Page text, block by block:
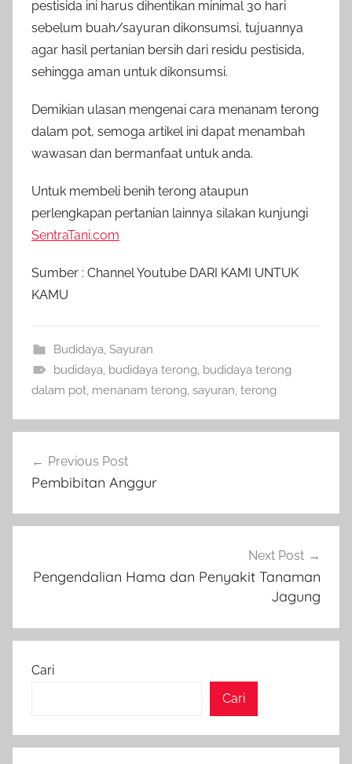
pestisida ini harus dihentikan minimal 30 hari
sebelum buah/sayuran dikonsumsi, tujuannya
agar hasil pertanian bersih dari residu pestisida,
sehingga aman untuk dikonsumsi.
Demikian ulasan mengenai cara menanam terong
dalam pot, semoga artikel ini dapat menambah
wawasan dan bermanfaat untuk anda.
Untuk membeli benih terong ataupun
perlengkapan pertanian lainnya silakan kunjungi
SentraTani.com
Sumber : Channel Youtube DARI KAMI UNTUK
KAMU
Budidaya, Sayuran
budidaya, budidaya terong, budidaya terong
dalam pot, menanam terong, sayuran, terong
pos
Previous Post
Pembibitan Anggur
Next Post
Pengendalian Hama dan Penyakit Tanaman
Jagung
Cari
Cari